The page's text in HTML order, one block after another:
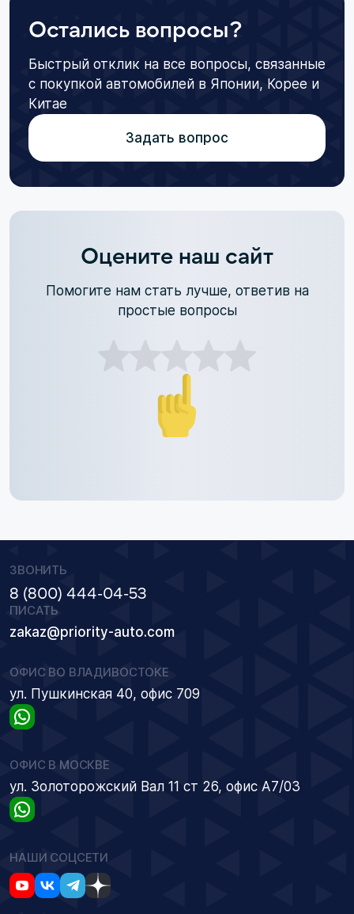
Остались вопросы?
Быстрый отклик на все вопросы, связанные
с покупкой автомобилей в Японии, Корее и
Китае
Задать вопрос
Оцените наш сайт
Помогите нам стать лучше, ответив на
простые вопросы
ЗВОНИТЬ
8 (800) 444-04-53
ПИСАТЬ
zakaz@priority-auto.com
ОФИС ВО ВЛАДИВОСТОКЕ
ул. Пушкинская 40, офис 709
ОФИС В МОСКВЕ
ул. Золоторожский Вал 11 ст 26, офис А7/03
НАШИ СОЦСЕТИ